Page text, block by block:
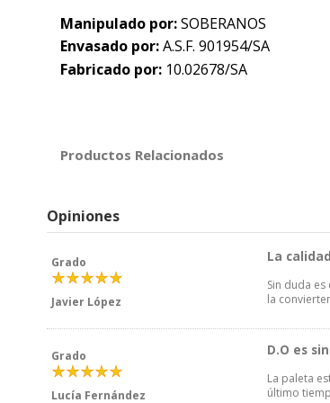
Manipulado por:SOBERANOS
Envasado por:A.S.F. 901954/SA
Fabricado por: 10.02678/SA
Productos Relacionados
Opiniones
Grado
Javier López
La
Sin duda
la
Grado
Lucía Fernández
D.O es
La paleta
último